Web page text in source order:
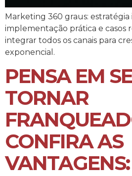
Marketing 360 graus: estratégia
implementação prática e casos
integrar todos os canais para
exponencial.
PENSA EM SE
TORNAR
CONFIRA AS
VANTAGENS: